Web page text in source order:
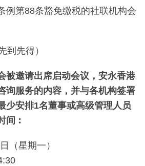
例第88条豁免缴税的社联机构会
到先得）
被邀请出席启动会议，安永香港
询服务的内容，并与各机构签署
少安排1名董事或高级管理人员
间︰
（星期一）